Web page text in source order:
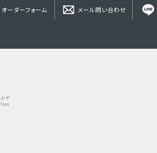
オーダーフォーム メール問い合わせ
ゲ